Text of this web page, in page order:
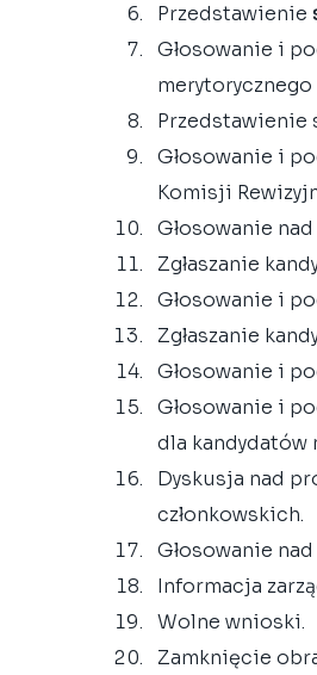
Przedstawienie
Głosowanie i
Przedstawienie
Głosowanie i
Komisji
Głosowanie
Zgłaszanie
Głosowanie i
Zgłaszanie
Głosowanie i
Głosowanie i
dla kandydatów
Dyskusja nad
członkowskich.
Głosowanie
Informacja
Wolne wnioski.
Zamknięcie